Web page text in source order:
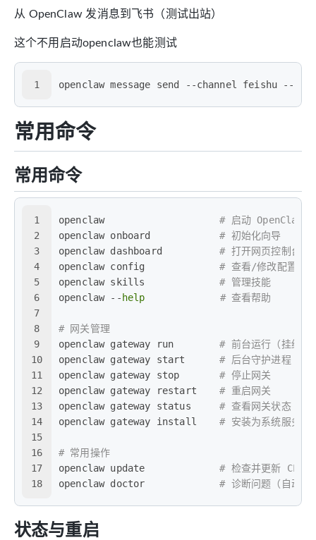
从 OpenClaw 发消息到飞书（测试出站）
这个不用启动openclaw也能测试
1 openclaw message send --channel feishu --
常用命令
常用命令
1
2
3
4
5
6
7
8
9
10
11
12
13
14
15
16
17
18
openclaw # 启动 OpenClaw
openclaw onboard # 初始化向导
openclaw dashboard # 打开网页控制台
openclaw config # 查看/修改配置
openclaw skills # 管理技能
openclaw -- help # 查看帮助
# 网关管理
openclaw gateway run # 前台运行（挂终端
openclaw gateway start # 后台守护进程（不
openclaw gateway stop # 停止网关
openclaw gateway restart # 重启网关
openclaw gateway status # 查看网关状态
openclaw gateway install # 安装为系统服务（
# 常用操作
openclaw update # 检查并更新 CLI
openclaw doctor # 诊断问题（自动修
状态与重启